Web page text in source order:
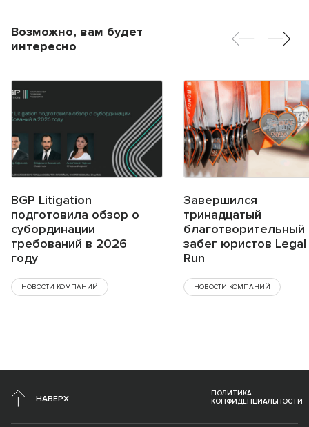
Возможно, вам будет
интересно
BGP Litigation
подготовила обзор о
субординации
требований в 2026
году
НОВОСТИ КОМПАНИЙ
Завершился
тринадцатый
благотворительный
забег юристов Legal
Run
НОВОСТИ КОМПАНИЙ
НАВЕРХ
ПОЛИТИКА
КОНФИДЕНЦИАЛЬНОСТИ